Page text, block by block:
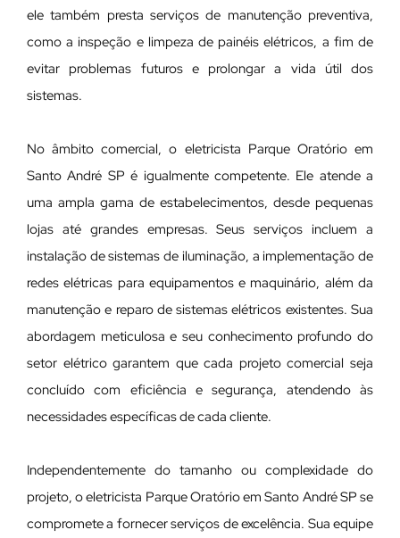
ele também presta serviços de manutenção preventiva,
como a inspeção e limpeza de painéis elétricos, a fim de
evitar problemas futuros e prolongar a vida útil dos
sistemas.
No âmbito comercial, o eletricista Parque Oratório em
Santo André SP é igualmente competente. Ele atende a
uma ampla gama de estabelecimentos, desde pequenas
lojas até grandes empresas. Seus serviços incluem a
instalação de sistemas de iluminação, a implementação de
redes elétricas para equipamentos e maquinário, além da
manutenção e reparo de sistemas elétricos existentes. Sua
abordagem meticulosa e seu conhecimento profundo do
setor elétrico garantem que cada projeto comercial seja
concluído com eficiência e segurança, atendendo às
necessidades específicas de cada cliente.
Independentemente do tamanho ou complexidade do
projeto, o eletricista Parque Oratório em Santo André SP se
compromete a fornecer serviços de excelência. Sua equipe